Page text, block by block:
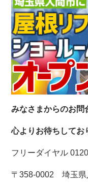
みなさまからのお問
心よりお待ちしてお
フリーダイヤル
〒358-0002 埼玉県